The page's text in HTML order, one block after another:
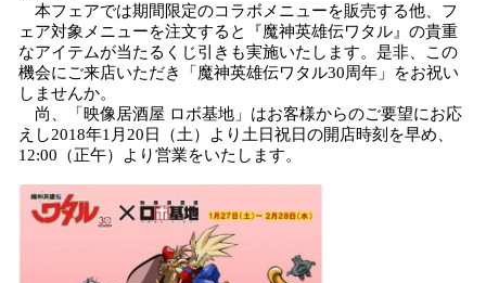
本フェアでは期間限定のコラボメニューを販売する他、フ
ェア対象メニューを注文すると『魔神英雄伝ワタル』の貴重
なアイテムが当たるくじ引きも実施いたします。是非、この
機会にご来店いただき「魔神英雄伝ワタル30周年」をお祝い
しませんか。
尚、「映像居酒屋 ロボ基地」はお客様からのご要望にお応
えし2018年1月20日（土）より土日祝日の開店時刻を早め、
12:00（正午）より営業をいたします。